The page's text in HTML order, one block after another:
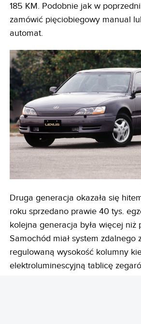
185 KM. Podobnie jak w
zamówić pięciobiegowy manual
automat.
Druga generacja okazała się
roku sprzedano prawie 40 tys.
kolejna generacja była więcej niż
Samochód miał system zdalnego
regulowaną wysokość kolumny
elektroluminescyjną tablicę